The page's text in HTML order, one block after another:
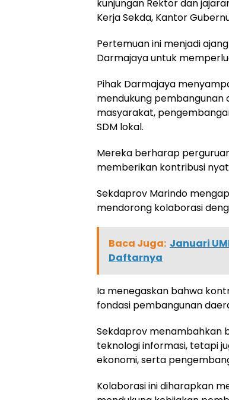
kunjungan Rektor dan
Kerja Sekda, Kantor
Pertemuan ini menjadi
Darmajaya untuk
Pihak Darmajaya
mendukung pembangunan
masyarakat,
SDM lokal.
Mereka berharap
memberikan kontribusi
Sekdaprov Marindo
mendorong kolaborasi
Baca Juga: Januari
Daftarnya
Ia menegaskan bahwa
fondasi pembangunan
Sekdaprov menambahkan
teknologi informasi, tetapi
ekonomi, serta
Kolaborasi ini diharapkan